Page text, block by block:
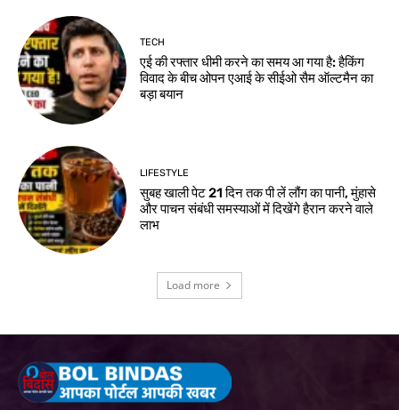
TECH
एई की रफ्तार धीमी करने का समय आ गया है: हैकिंग
विवाद के बीच ओपन एआई के सीईओ सैम ऑल्टमैन का
बड़ा बयान
LIFESTYLE
सुबह खाली पेट 21 दिन तक पी लें लौंग का पानी, मुंहासे
और पाचन संबंधी समस्याओं में दिखेंगे हैरान करने वाले
लाभ
Load more